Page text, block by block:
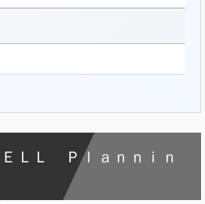
ＬＬ Ｐｌａｎｎｉｎ